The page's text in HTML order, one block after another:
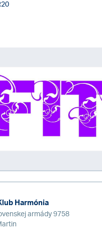
Harmónia
armády 9758